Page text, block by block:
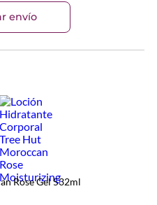
envío
Rose Gel 532ml